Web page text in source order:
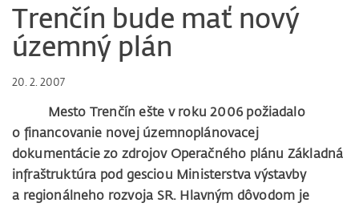
Trenčín bude mať nový
územný plán
20. 2. 2007
Mesto Trenčín ešte v roku 2006 požiadalo
o financovanie novej územnoplánovacej
dokumentácie zo zdrojov Operačného plánu Základná
infraštruktúra pod gesciou Ministerstva výstavby
a regionálneho rozvoja SR. Hlavným dôvodom je